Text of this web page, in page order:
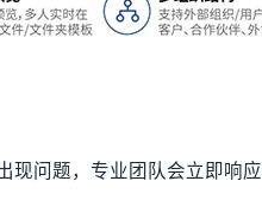
现问题，专业团队会立即响